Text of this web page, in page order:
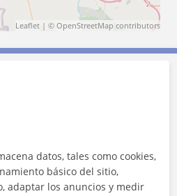
Leaflet | © OpenStreetMap contributors
datos, tales como cookies,
básico del sitio,
adaptar los anuncios y medir